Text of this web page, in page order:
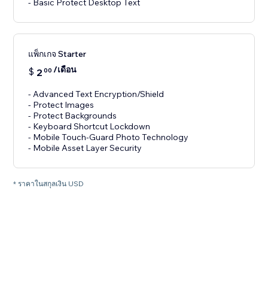
- Basic Protect Desktop Text
แพ็กเกจ Starter
$ 2 00 /เดือน
- Advanced Text Encryption/Shield
- Protect Images
- Protect Backgrounds
- Keyboard Shortcut Lockdown
- Mobile Touch-Guard Photo Technology
- Mobile Asset Layer Security
* ราคาในสกุลเงิน USD